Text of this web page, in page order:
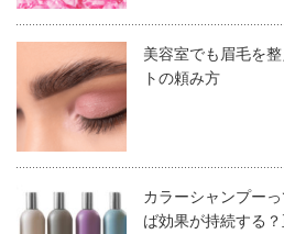
エヌドット【N．】の
エヌドットシリーズは発売開始か
に、既に品切れが続出している
られたヘアブランドです。
サイズ 80g
カラー F-FAs14
はカタログ内
対応オキシ
エヌドッドカ
美容室でも眉毛を
トの頼み方
カラーシャンプー
ば効果が持続する？